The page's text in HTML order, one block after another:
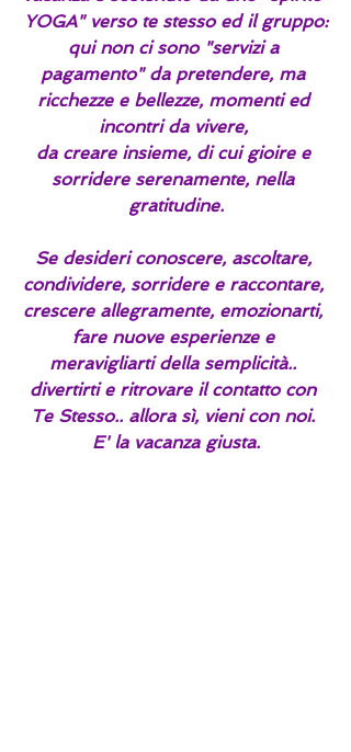
YOGA" verso te stesso ed il gruppo:
qui non ci sono "servizi a
pagamento" da pretendere, ma
ricchezze e bellezze, momenti ed
incontri da vivere,
da creare insieme, di cui gioire e
sorridere serenamente, nella
gratitudine.
Se desideri conoscere, ascoltare,
condividere, sorridere e raccontare,
crescere allegramente, emozionarti,
fare nuove esperienze e
meravigliarti della semplicità..
divertirti e ritrovare il contatto con
Te Stesso.. allora sì, vieni con noi.
E' la vacanza giusta.